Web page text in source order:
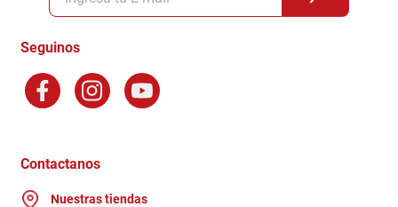
Formas de Pago
Terminos y Condiciones
Factura Electronica
Ganadores - Promociones
Seguinos
Contactanos
Nuestras tiendas